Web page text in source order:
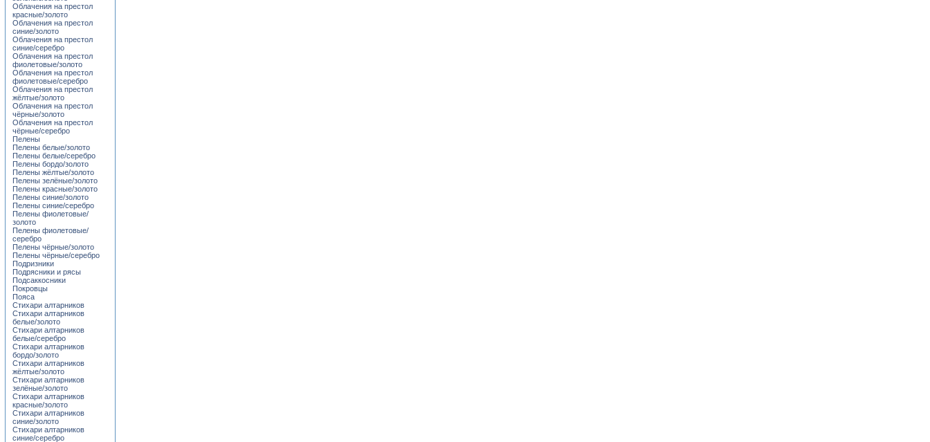
Облачения на престол
красные/золото
Облачения на престол
синие/золото
Облачения на престол
синие/серебро
Облачения на престол
фиолетовые/золото
Облачения на престол
фиолетовые/серебро
Облачения на престол
жёлтые/золото
Облачения на престол
чёрные/золото
Облачения на престол
чёрные/серебро
Пелены
Пелены белые/золото
Пелены белые/серебро
Пелены бордо/золото
Пелены жёлтые/золото
Пелены зелёные/золото
Пелены красные/золото
Пелены синие/золото
Пелены синие/серебро
Пелены фиолетовые/
золото
Пелены фиолетовые/
серебро
Пелены чёрные/золото
Пелены чёрные/серебро
Подризники
Подрясники и рясы
Подсаккосники
Покровцы
Пояса
Стихари алтарников
Стихари алтарников
белые/золото
Стихари алтарников
белые/серебро
Стихари алтарников
бордо/золото
Стихари алтарников
жёлтые/золото
Стихари алтарников
зелёные/золото
Стихари алтарников
красные/золото
Стихари алтарников
синие/золото
Стихари алтарников
синие/серебро